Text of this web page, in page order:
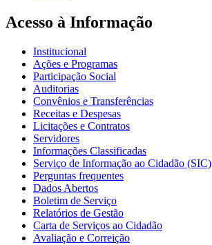
Acesso à Informação
Institucional
Ações e Programas
Participação Social
Auditorias
Convênios e Transferências
Receitas e Despesas
Licitações e Contratos
Servidores
Informações Classificadas
Serviço de Informação ao Cidadão (SIC)
Perguntas frequentes
Dados Abertos
Boletim de Serviço
Relatórios de Gestão
Carta de Serviços ao Cidadão
Avaliação e Correição